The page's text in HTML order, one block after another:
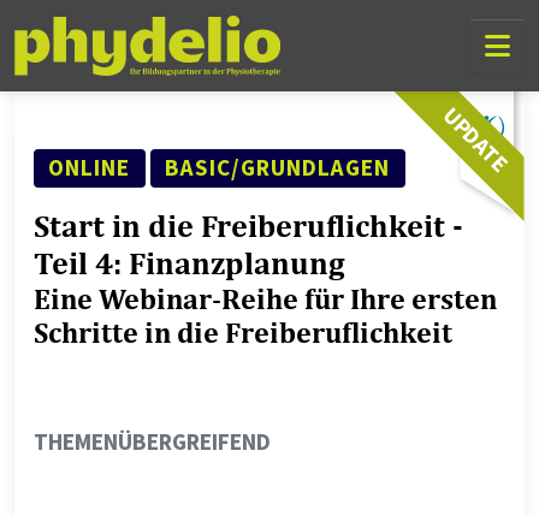
Skip LinksSkip to content
Skip to mobile navigation
Go to website search page
SEMINAR ART
ONLINE FORTSCHRITTSLEVEL
BASIC/GRUNDLAGEN
Start in die Freiberuflichkeit -
Teil 4: Finanzplanung
Eine Webinar-Reihe für Ihre ersten
Schritte in die Freiberuflichkeit
THEMENGEBIET
THEMENÜBERGREIFEND
UPDATE